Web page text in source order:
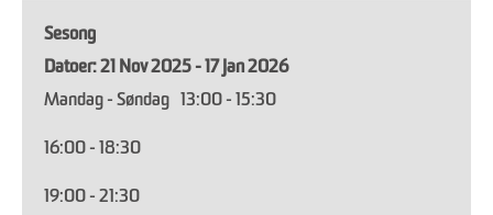
Sesong
21 Nov 2025 - 17 Jan 2026
Mandag - Søndag
13:00 - 15:30
16:00 - 18:30
19:00 - 21:30